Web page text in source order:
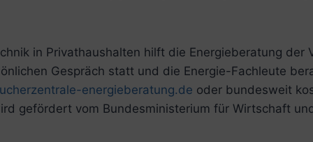
in Privathaushalten hilft die Energieberatung der
Gespräch statt und die Energie-Fachleute
energieberatung.de oder bundesweit
gefördert vom Bundesministerium für Wirtschaft